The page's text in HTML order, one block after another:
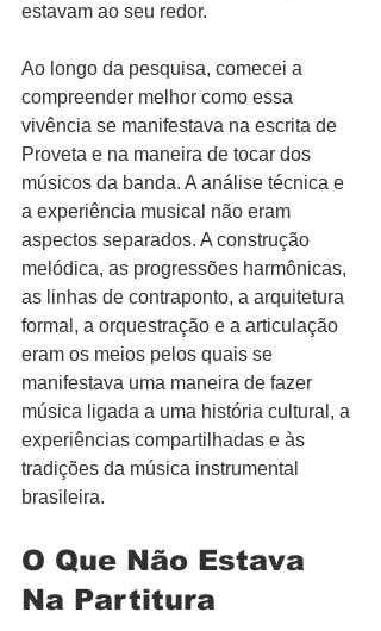
estavam ao seu redor.
Ao longo da pesquisa, comecei a
compreender melhor como essa
vivência se manifestava na escrita de
Proveta e na maneira de tocar dos
músicos da banda. A análise técnica e
a experiência musical não eram
aspectos separados. A construção
melódica, as progressões harmônicas,
as linhas de contraponto, a arquitetura
formal, a orquestração e a articulação
eram os meios pelos quais se
manifestava uma maneira de fazer
música ligada a uma história cultural, a
experiências compartilhadas e às
tradições da música instrumental
brasileira.
O Que Não Estava
Na Partitura